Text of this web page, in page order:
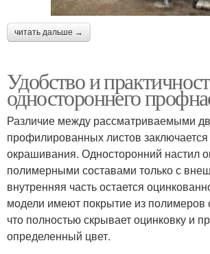
читать дальше →
Удобство и
одностороннего
Различие между рассматриваемыми
профилированных листов заключается
окрашивания. Односторонний настил
полимерными составами только с
внутренняя часть остается
модели имеют покрытие из полимеров
что полностью скрывает оцинковку и
определенный цвет.